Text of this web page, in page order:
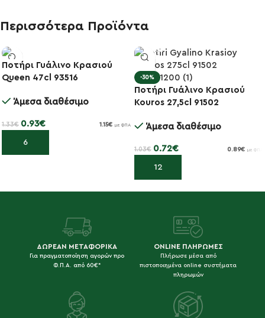
Περισσότερα Προϊόντα
Ποτήρι Γυάλινο Κρασιού
Queen 47cl 93516
Άμεσα διαθέσιμο
1.33€ 0.93€ 1.15€ με ΦΠΑ
Προσθήκη στο καλάθι
-30%
Ποτήρι Γυάλινο Κρασιού
Kouros 27,5cl 91502
Άμεσα διαθέσιμο
1.03€ 0.72€ 0.89€ με ΦΠΑ
Προσθήκη στο καλάθι
ΔΩΡΕΑΝ ΜΕΤΑΦΟΡΙΚΑ
Για πραγματοποίηση αγορών προ
Φ.Π.Α. από 60€*
ONLINE ΠΛΗΡΩΜΕΣ
Πλήρωσε μέσα από
πιστοποιημένα online συστήματα
πληρωμών